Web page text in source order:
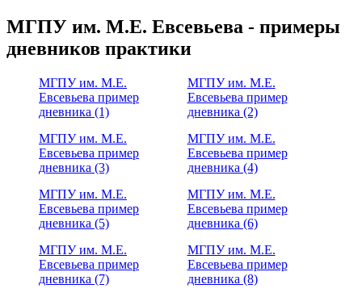
МГПУ им. М.Е. Евсевьева - примеры
дневников практики
МГПУ им. М.Е.
Евсевьева пример
дневника (1)
МГПУ им. М.Е.
Евсевьева пример
дневника (2)
МГПУ им. М.Е.
Евсевьева пример
дневника (3)
МГПУ им. М.Е.
Евсевьева пример
дневника (4)
МГПУ им. М.Е.
Евсевьева пример
дневника (5)
МГПУ им. М.Е.
Евсевьева пример
дневника (6)
МГПУ им. М.Е.
Евсевьева пример
дневника (7)
МГПУ им. М.Е.
Евсевьева пример
дневника (8)